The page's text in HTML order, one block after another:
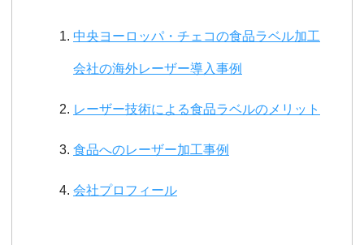
中央ヨーロッパ・チェコの食品ラベル加工
会社の海外レーザー導入事例
レーザー技術による食品ラベルのメリット
食品へのレーザー加工事例
会社プロフィール